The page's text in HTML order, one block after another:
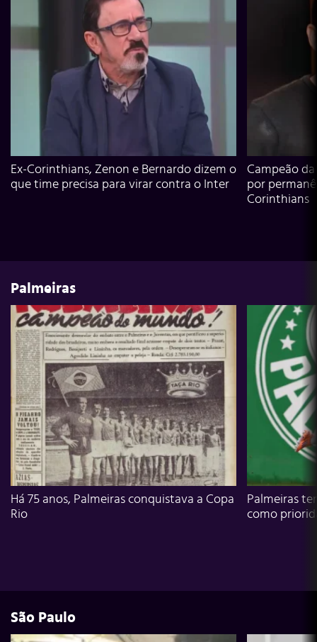
Ex-Corinthians, Zenon e Bernardo dizem o
que time precisa para virar contra o Inter
Campeão
por
Corinthians
Palmeiras
Há 75 anos, Palmeiras conquistava a Copa
Rio
Palmeiras
como
São Paulo